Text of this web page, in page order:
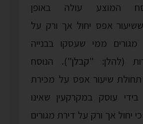
המוצע עולה באופן
אפס יחול אך ורק על
ממי שעסקו בבנייה
(להלן: "קבלן"). הנוסח
שיעור אפס על מכירת
בידי עוסק במקרקעין שאינו
יחול אך ורק על דירת מגורים